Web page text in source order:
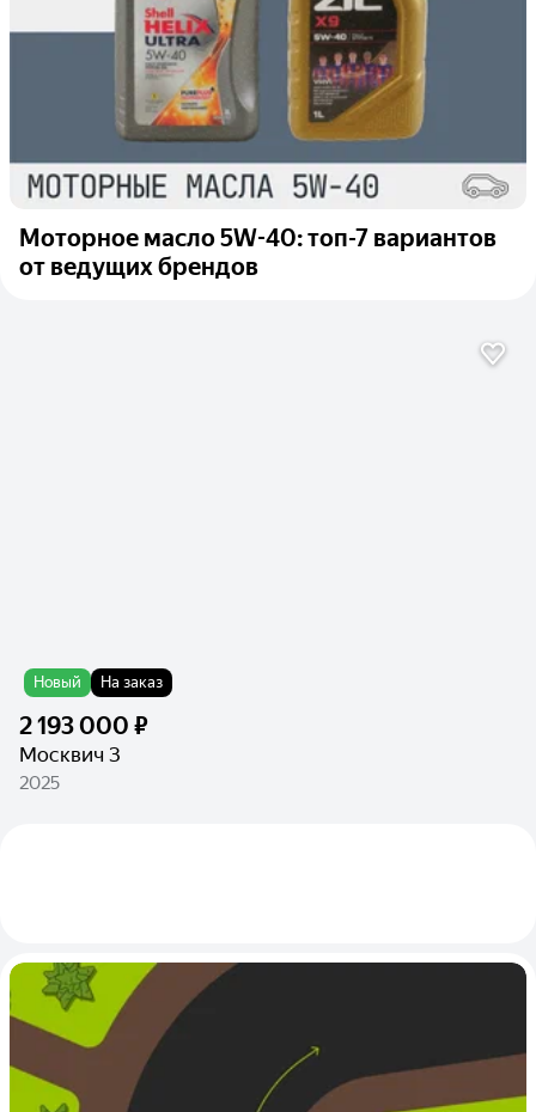
Моторное масло 5W-40: топ-7 вариантов
от ведущих брендов
Новый На заказ
2 193 000 ₽
Москвич 3
2025